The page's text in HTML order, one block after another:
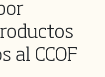
al CCOF